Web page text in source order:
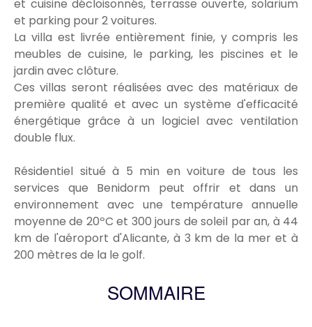
et cuisine décloisonnés, terrasse ouverte, solarium
et parking pour 2 voitures.
La villa est livrée entièrement finie, y compris les
meubles de cuisine, le parking, les piscines et le
jardin avec clôture.
Ces villas seront réalisées avec des matériaux de
première qualité et avec un système d'efficacité
énergétique grâce à un logiciel avec ventilation
double flux.
Résidentiel situé à 5 min en voiture de tous les
services que Benidorm peut offrir et dans un
environnement avec une température annuelle
moyenne de 20ºC et 300 jours de soleil par an, à 44
km de l'aéroport d'Alicante, à 3 km de la mer et à
200 mètres de la le golf.
SOMMAIRE